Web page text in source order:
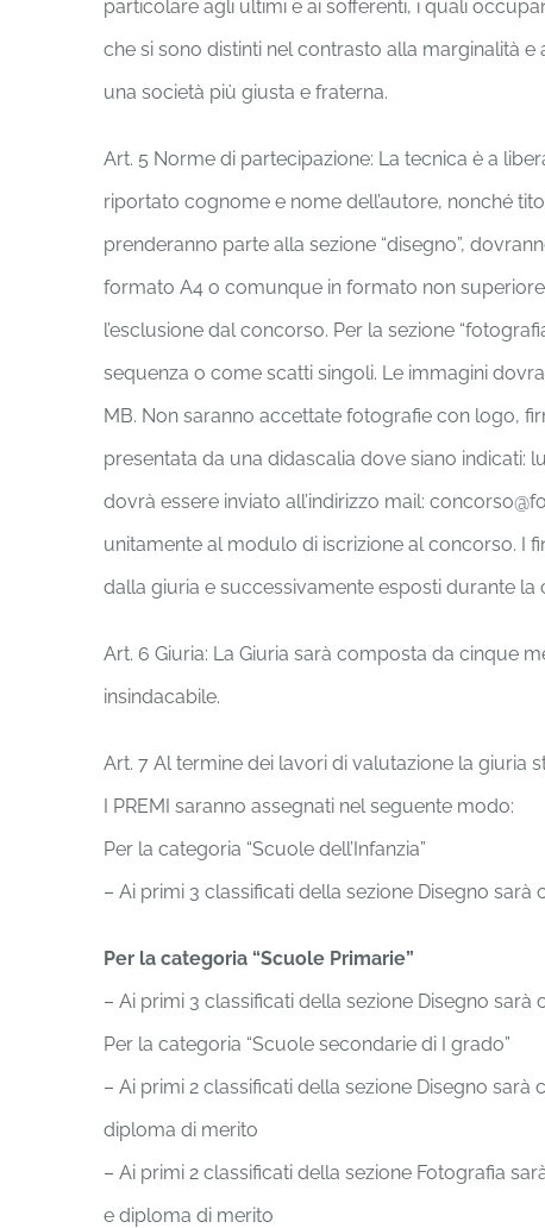
particolare agli ultimi e ai sofferenti, i quali
che si sono distinti nel contrasto alla marginalità
una società più giusta e fraterna.
Art. 5 Norme di partecipazione: La tecnica è a
riportato cognome e nome dell’autore, nonché
prenderanno parte alla sezione “disegno”,
formato A4 o comunque in formato non
l’esclusione dal concorso. Per la sezione
sequenza o come scatti singoli. Le immagini
MB. Non saranno accettate fotografie con logo,
presentata da una didascalia dove siano
dovrà essere inviato all’indirizzo mail:
unitamente al modulo di iscrizione al concorso. I
dalla giuria e successivamente esposti durante la
Art. 6 Giuria: La Giuria sarà composta da cinque
insindacabile.
Art. 7 Al termine dei lavori di valutazione la giuria
I PREMI saranno assegnati nel seguente modo:
Per la categoria “Scuole dell’Infanzia”
– Ai primi 3 classificati della sezione Disegno
Per la categoria “Scuole Primarie”
– Ai primi 3 classificati della sezione Disegno
Per la categoria “Scuole secondarie di I grado”
– Ai primi 2 classificati della sezione Disegno
diploma di merito
– Ai primi 2 classificati della sezione Fotografia
e diploma di merito